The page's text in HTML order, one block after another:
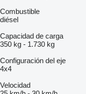
Combustible
diésel
Capacidad de carga
350 kg - 1.730 kg
Configuración del eje
4x4
Velocidad